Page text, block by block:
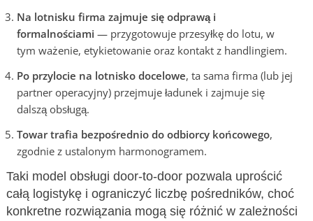
Na lotnisku firma zajmuje się odprawą i
formalnościami — przygotowuje przesyłkę do lotu, w
tym ważenie, etykietowanie oraz kontakt z handlingiem.
Po przylocie na lotnisko docelowe, ta sama firma (lub jej
partner operacyjny) przejmuje ładunek i zajmuje się
dalszą obsługą.
Towar trafia bezpośrednio do odbiorcy końcowego,
zgodnie z ustalonym harmonogramem.
Taki model obsługi door-to-door pozwala uprościć
całą logistykę i ograniczyć liczbę pośredników, choć
konkretne rozwiązania mogą się różnić w zależności